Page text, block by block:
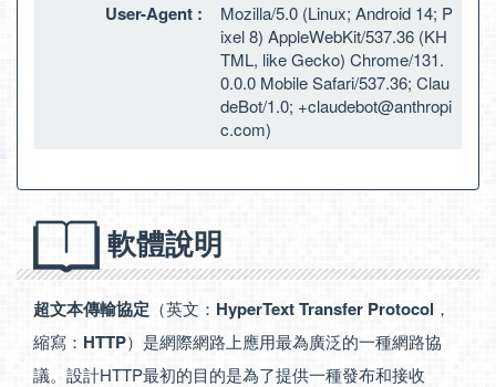
User-Agent :
Mozilla/5.0 (Linux; Android 14; P
ixel 8) AppleWebKit/537.36 (KH
TML, like Gecko) Chrome/131.
0.0.0 Mobile Safari/537.36; Clau
deBot/1.0; +claudebot@anthropi
c.com)
軟體說明
超文本傳輸協定 （英文： HyperText Transfer Protocol ，
縮寫： HTTP）是網際網路上應用最為廣泛的一種網路協
議。設計HTTP最初的目的是為了提供一種發布和接收